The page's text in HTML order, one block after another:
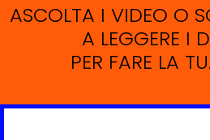
ASCOLTA I VIDEO O
A LEGGERE I
PER FARE LA